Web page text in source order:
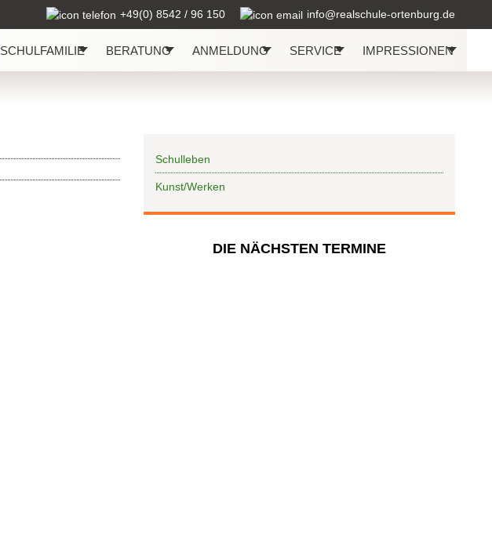
+49(0) 8542 / 96 150 info@realschule-ortenburg.de
SCHULFAMILIE BERATUNG ANMELDUNG SERVICE IMPRESSIONEN
Schulleben
Kunst/Werken
DIE NÄCHSTEN TERMINE